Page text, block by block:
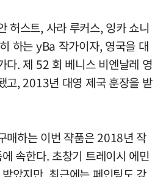
허스트, 사라 루커스, 잉카 쇼니
하는 yBa 작가이자, 영국을 대
다. 제 52 회 베니스 비엔날레 영
고, 2013년 대영 제국 훈장을 받
매하는 이번 쟉품은 2018년 작
속한다. 초창기 트레이시 에민